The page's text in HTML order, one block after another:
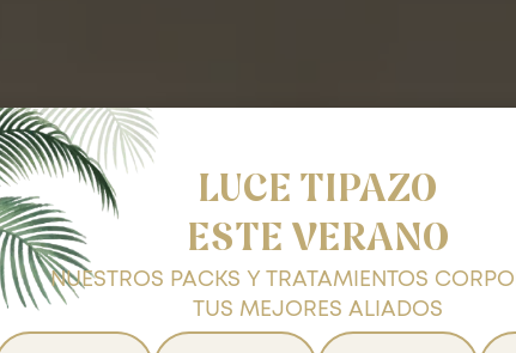
LUCE TIPAZO
ESTE VERANO
NUESTROS PACKS Y TRATAMIENTOS
TUS MEJORES ALIADOS